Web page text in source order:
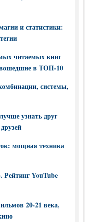
и статистики:
читаемых книг
вошедшие в ТОП-10
системы,
узнать друг
мощная техника
YouTube
20-21 века,